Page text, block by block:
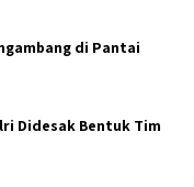
di Pantai
Didesak Bentuk Tim